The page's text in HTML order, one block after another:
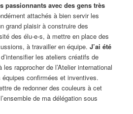
passionnants avec des gens très
attachés à bien servir les
grand plaisir à construire des
des élu-e-s, à mettre en place des
à travailler en équipe.J’ai été
les ateliers créatifs de
les rapprocher de l’Atelier international
confirmées et inventives.
de redonner des couleurs à cet
de ma délégation sous